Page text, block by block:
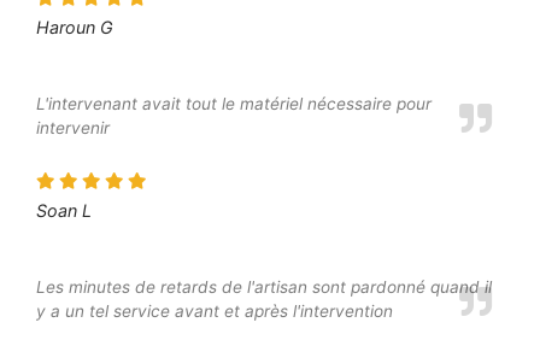
Haroun G
L'intervenant avait tout le matériel nécessaire pour
intervenir
Soan L
Les minutes de retards de l'artisan sont pardonné quand il
y a un tel service avant et après l'intervention